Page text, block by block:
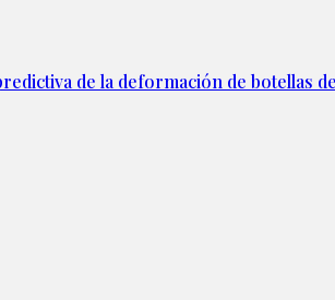
de la deformación de botellas